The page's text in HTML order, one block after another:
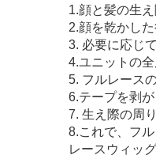
1.顔と髪の生
2.顔を乾かし
3. 必要に応じ
4.ユニットの
5. フルレース
6.テープを剥
7. 生え際の周
8.これで、フ
レースウィッ